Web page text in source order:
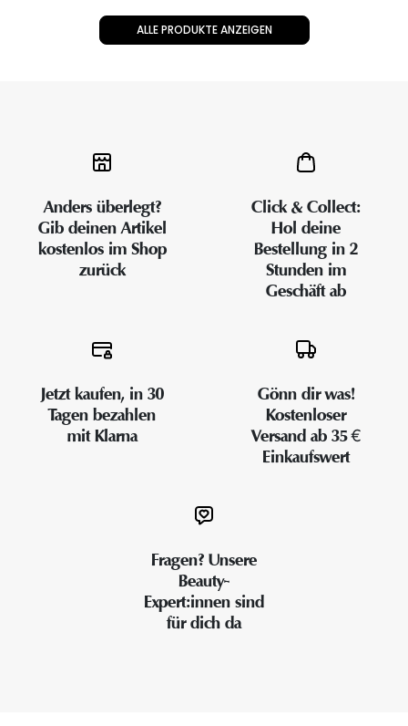
ALLE PRODUKTE ANZEIGEN
Anders überlegt?
Gib deinen Artikel
kostenlos im Shop
zurück
Click & Collect:
Hol deine
Bestellung in 2
Stunden im
Geschäft ab
Jetzt kaufen, in 30
Tagen bezahlen
mit Klarna
Gönn dir was!
Kostenloser
Versand ab 35 €
Einkaufswert
Fragen? Unsere
Beauty-
Expert:innen sind
für dich da